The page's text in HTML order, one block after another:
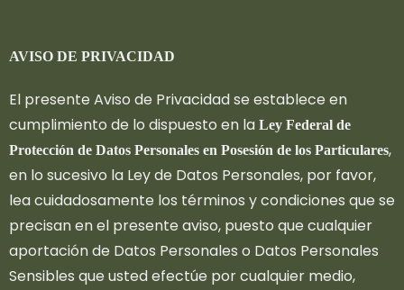
AVISO DE PRIVACIDAD
El presente Aviso de Privacidad se establece en
cumplimiento de lo dispuesto en la Ley Federal de
Protección de Datos Personales en Posesión de los Particulares,
en lo sucesivo la Ley de Datos Personales, por favor,
lea cuidadosamente los términos y condiciones que se
precisan en el presente aviso, puesto que cualquier
aportación de Datos Personales o Datos Personales
Sensibles que usted efectúe por cualquier medio,